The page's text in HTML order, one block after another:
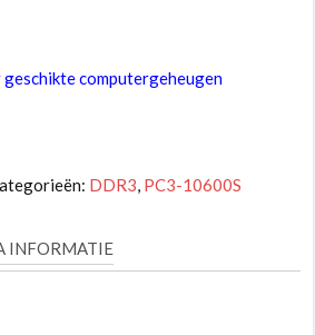
computergeheugen
DDR3, PC3-10600S
INFORMATIE